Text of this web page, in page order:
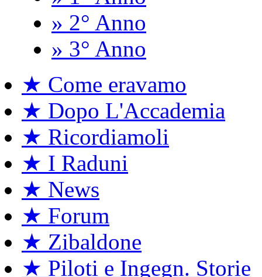
» 2° Anno
» 3° Anno
★ Come eravamo
★ Dopo L'Accademia
★ Ricordiamoli
★ I Raduni
★ News
★ Forum
★ Zibaldone
★ Piloti e Ingegn. Storie